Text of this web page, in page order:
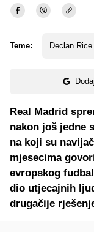
Teme: Declan Rice
Real Madrid
nakon još jedne
na koji su
mjesecima
evropskog
dio utjecajnih
drugačije